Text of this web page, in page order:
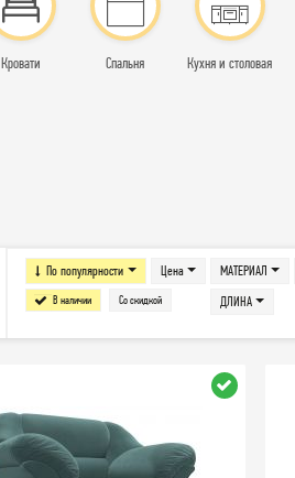
Кровати Спальня Кухня и столовая
По популярности Цена
В наличии Со скидкой
МАТЕРИАЛ
ДЛИНА